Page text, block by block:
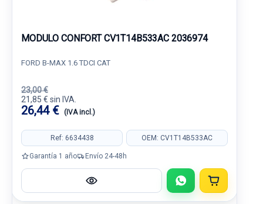
MODULO CONFORT CV1T14B533AC 2036974
FORD B-MAX 1.6 TDCI CAT
23,00 €
21,85 € sin IVA.
26,44 € (IVA incl.)
Ref: 6634438 OEM: CV1T14B533AC
Garantía 1 año Envío 24-48h